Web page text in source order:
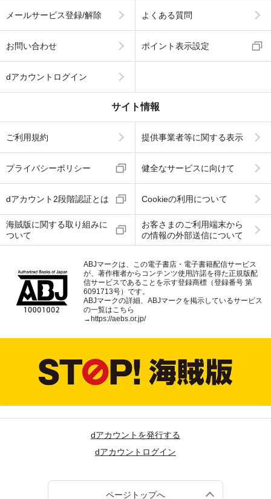
メールサービス登録/解除 よくある質問
お問い合わせ ポイント表示設定
dアカウントログイン
サイト情報
ご利用規約 提供事業者等に関する表示
プライバシーポリシー 健全なサービスに向けて
dアカウント2段階認証とは Cookieの利用について
海賊版に関する取り組みに
ついて
お客さまのご利用端末から
の情報の外部送信について
ABJマークは、この電子書店・電子書籍配信サービス
が、著作権者からコンテンツ使用許諾を得た正規版配
信サービスであることを示す登録商標（登録番号 第
6091713号）です。
ABJマークの詳細、ABJマークを掲示しているサービス
の一覧はこちら
→https://aebs.or.jp/
dアカウントを発行する
dアカウントログイン
ページトップへ